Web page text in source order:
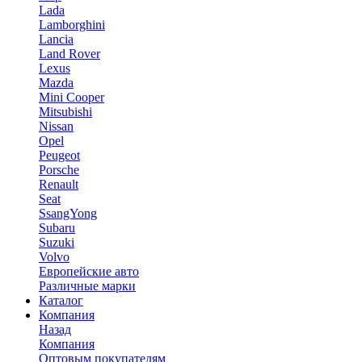
Lada
Lamborghini
Lancia
Land Rover
Lexus
Mazda
Mini Cooper
Mitsubishi
Nissan
Opel
Peugeot
Porsche
Renault
Seat
SsangYong
Subaru
Suzuki
Volvo
Европейские авто
Различные марки
Каталог
Компания
Назад
Компания
Оптовым покупателям